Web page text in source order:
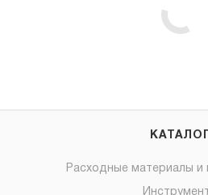
КАТАЛОГ
Расходные материалы и